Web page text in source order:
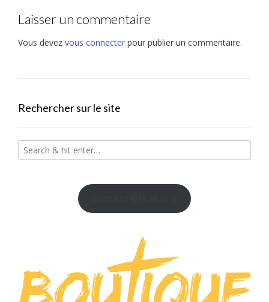
Laisser un commentaire
Vous devez vous connecter pour publier un commentaire.
Rechercher sur le site